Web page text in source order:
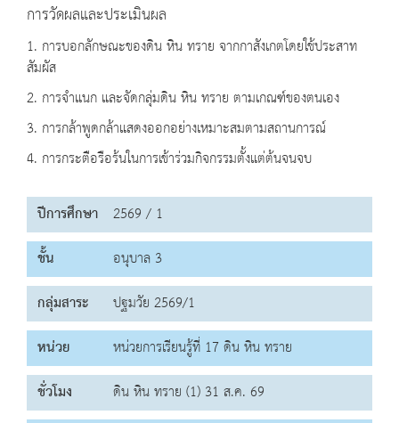
การวัดผลและประเมินผล
1. การบอกลักษณะของดิน หิน ทราย จากกาสังเกตโดยใช้ประสาท
สัมผัส
2. การจำแนก และจัดกลุ่มดิน หิน ทราย ตามเกณฑ์ของตนเอง
3. การกล้าพูดกล้าแสดงออกอย่างเหมาะสมตามสถานการณ์
4. การกระตือรือร้นในการเข้าร่วมกิจกรรมตั้งแต่ต้นจนจบ
ปีการศึกษา 2569 / 1
ชั้น
อนุบาล 3
กลุ่มสาระ
ปฐมวัย 2569/1
หน่วย
หน่วยการเรียนรู้ที่ 17 ดิน หิน ทราย
ชั่วโมง
ดิน หิน ทราย (1) 31 ส.ค. 69